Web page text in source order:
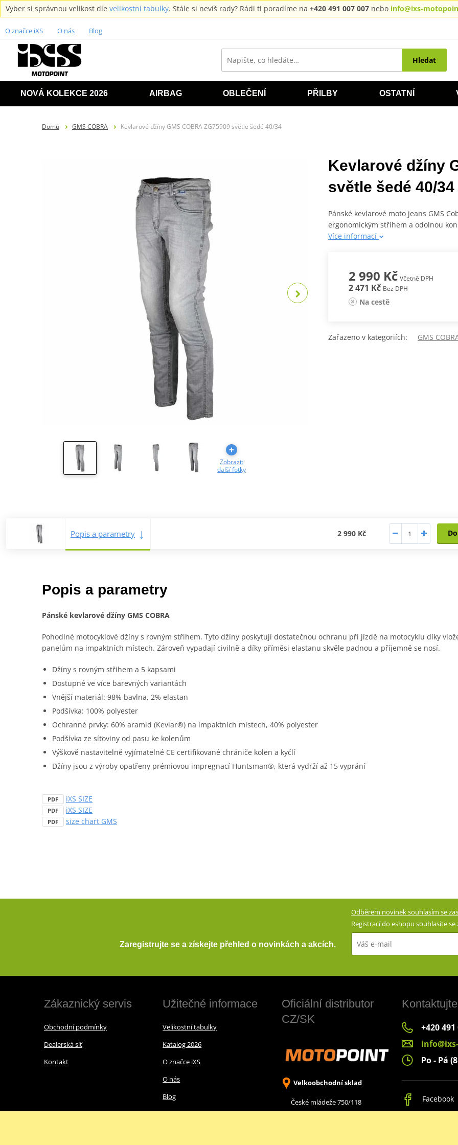
Vyber si správnou velikost dle velikostní tabulky. Stále si nevíš rady? Rádi ti poradíme na +420 491 007 007 nebo info@ixs-
O značce iXS O nás Blog
Hledat
NOVÁ KOLEKCE 2026 AIRBAG OBLEČENÍ PŘILBY OSTATNÍ
Domů GMS COBRA Kevlarové džíny GMS COBRA ZG75909 světle šedé 40/34
Zobrazit
další fotky
Kevlarové džíny
světle šedé 40/34
Pánské kevlarové moto jeans GMS
ergonomickým střihem a odolnou
Více informací
2 990 Kč Včetně DPH
2 471 Kč Bez DPH
Na cestě
Zařazeno v kategoriích: GMS
Popis a parametry 2 990 Kč
Popis a parametry
Pánské kevlarové džíny GMS COBRA
Pohodlné motocyklové džíny s rovným střihem. Tyto džíny poskytují dostatečnou ochranu při jízdě na motocyklu díky
panelům na impaktních místech. Zároveň vypadají civilně a díky příměsi elastanu skvěle padnou a příjemně se nosí.
Džíny s rovným střihem a 5 kapsami
Dostupné ve více barevných variantách
Vnější materiál: 98% bavlna, 2% elastan
Podšívka: 100% polyester
Ochranné prvky: 60% aramid (Kevlar®) na impaktních místech, 40% polyester
Podšívka ze síťoviny od pasu ke kolenům
Výškově nastavitelné vyjímatelné CE certifikované chrániče kolen a kyčlí
Džíny jsou z výroby opatřeny prémiovou impregnací Huntsman®, která vydrží až 15 vyprání
PDF iXS SIZE
PDF iXS SIZE
PDF size chart GMS
Zaregistrujte se a získejte přehled o novinkách a akcích.
Odběrem novinek souhlasím se
Registrací do eshopu souhlasíte se
Zákaznický servis
Obchodní podmínky
Dealerská síť
Kontakt
Užitečné informace
Velikostní tabulky
Katalog 2026
O značce iXS
O nás
Blog
Oficiální distributor
CZ/SK
Velkoobchodní sklad
České mládeže 750/118
+420 491
Po - Pá
Facebook